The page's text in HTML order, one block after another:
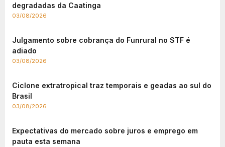
degradadas da Caatinga
03/08/2026
Julgamento sobre cobrança do Funrural no STF é
adiado
03/08/2026
Ciclone extratropical traz temporais e geadas ao sul do
Brasil
03/08/2026
Expectativas do mercado sobre juros e emprego em
pauta esta semana